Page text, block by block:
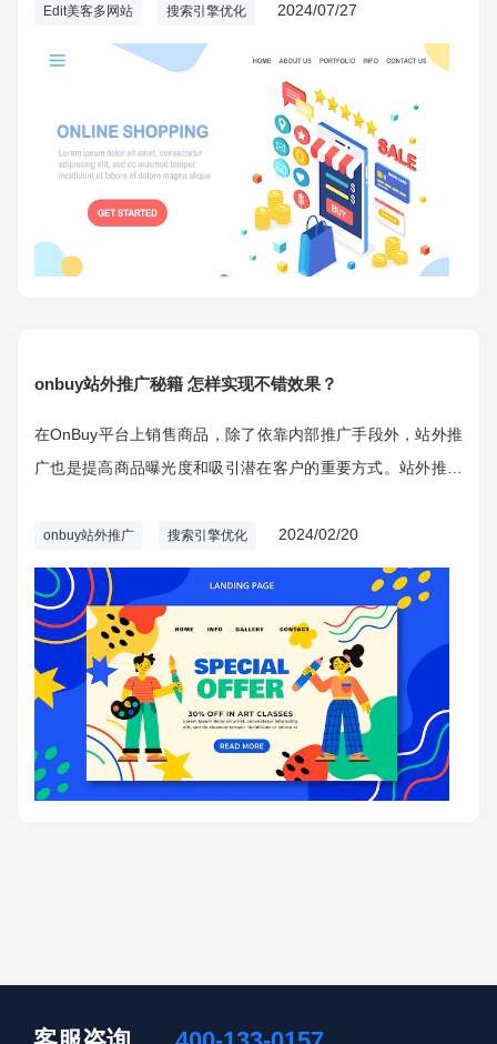
的重点所在。
Edit美客多网站 搜索引擎优化 2024/07/27
onbuy站外推广秘籍 怎样实现不错效果？
在OnBuy平台上销售商品，除了依靠内部推广手段外，站外推
广也是提高商品曝光度和吸引潜在客户的重要方式。站外推广
群体，因而增加销量和品牌知名度。
onbuy站外推广 搜索引擎优化 2024/02/20